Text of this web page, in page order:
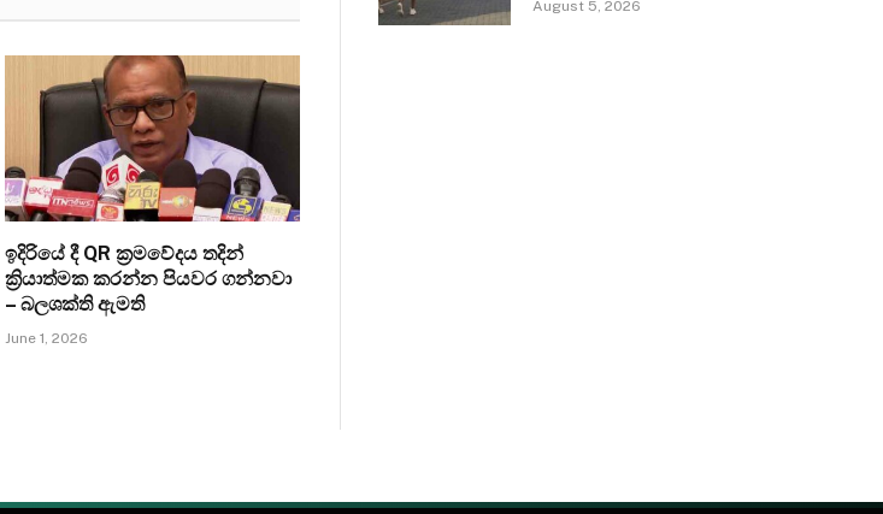
ඉදිරියේ දී QR ක්‍රමවේදය තදින්
ක්‍රියාත්මක කරන්න පියවර ගන්නවා
– බලශක්ති ඇමති
June 1, 2026
August 5, 2026